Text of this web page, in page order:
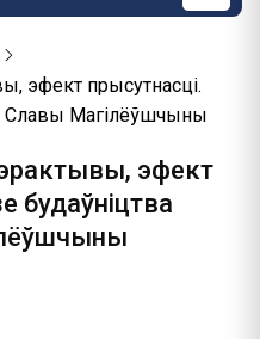
эфект прысутнасці.
Славы Магілёўшчыны
эфект
будаўніцтва